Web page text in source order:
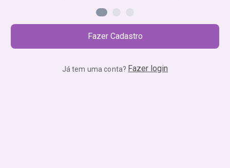
Fazer Cadastro
Já tem uma conta? Fazer login